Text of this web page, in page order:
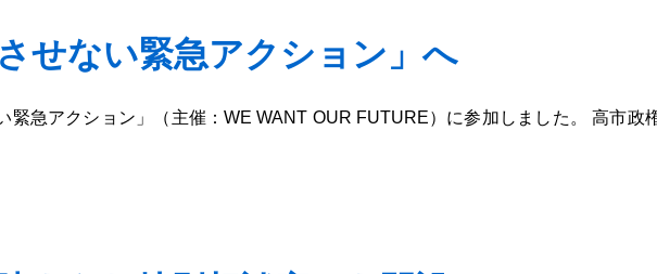
せない緊急アクション」へ
緊急アクション」（主催：WE WANT OUR FUTURE）に参加しました。 高市